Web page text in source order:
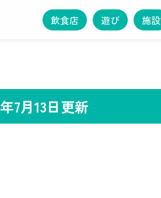
飲食店 遊び 施設
7月13日更新